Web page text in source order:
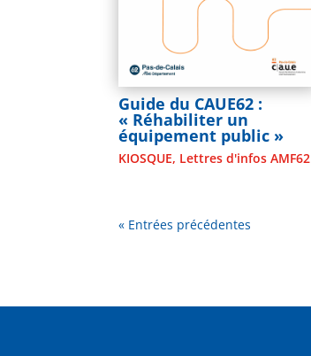
Guide du CAUE62 :
« Réhabiliter un
équipement public »
KIOSQUE, Lettres d'infos AMF62
« Entrées précédentes